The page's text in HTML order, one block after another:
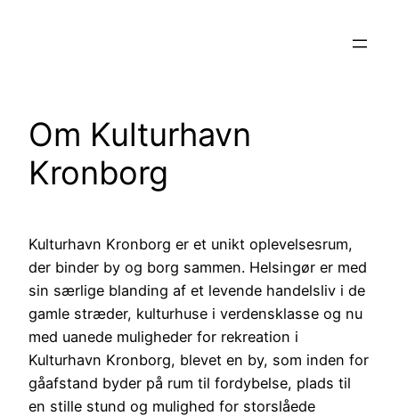
Om Kulturhavn
Kronborg
Kulturhavn Kronborg er et unikt oplevelsesrum,
der binder by og borg sammen. Helsingør er med
sin særlige blanding af et levende handelsliv i de
gamle stræder, kulturhuse i verdensklasse og nu
med uanede muligheder for rekreation i
Kulturhavn Kronborg, blevet en by, som inden for
gåafstand byder på rum til fordybelse, plads til
en stille stund og mulighed for storslåede